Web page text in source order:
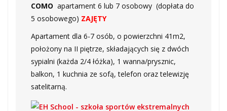
COMO apartament 6 lub 7 osobowy (dopłata do
5 osobowego) ZAJĘTY
Apartament dla 6-7 osób, o powierzchni 41m2,
położony na II piętrze, składających się z dwóch
sypialni (każda 2/4 łóżka), 1 wanna/prysznic,
balkon, 1 kuchnia ze sofą, telefon oraz telewizję
satelitarną.